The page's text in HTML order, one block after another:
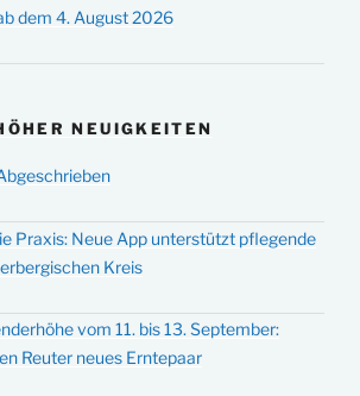
dem 4. August 2026
NEUIGKEITEN
Praxis: Neue App unterstützt pflegende
Kreis
vom 11. bis 13. September:
Reuter neues Erntepaar